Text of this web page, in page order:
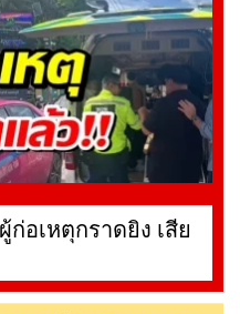
อเหตุกราดยิง เสีย